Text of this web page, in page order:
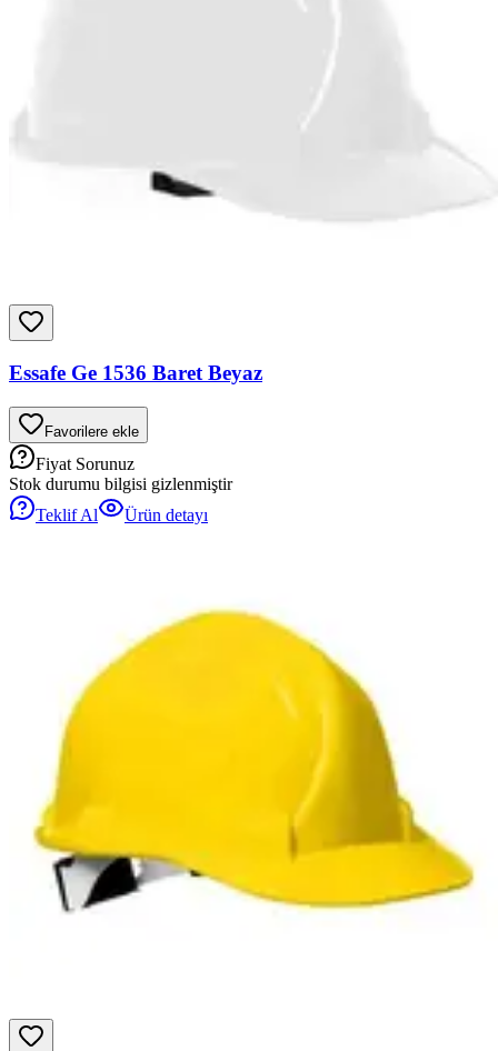
Essafe Ge 1536 Baret Beyaz
Favorilere ekle
Fiyat Sorunuz
Stok durumu bilgisi gizlenmiştir
Teklif Al
Ürün detayı